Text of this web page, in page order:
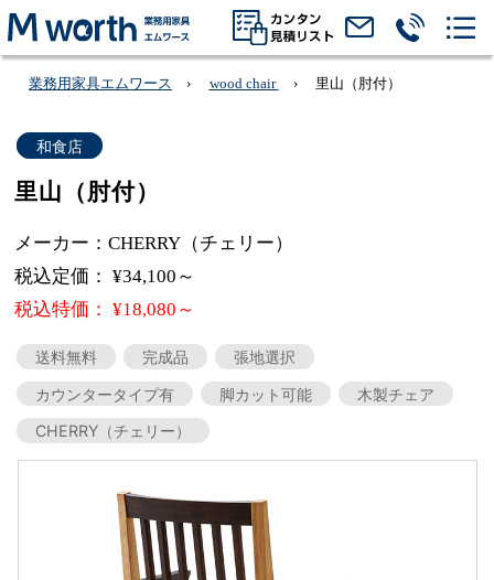
業務用家具エムワース wood chair 里山（肘付）
和食店
里山（肘付）
メーカー：CHERRY（チェリー）
税込定価： ¥34,100～
税込特価： ¥18,080～
送料無料 完成品
張地選択
カウンタータイプ有
脚カット可能
木製チェア
CHERRY（チェリー）